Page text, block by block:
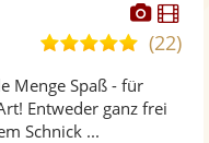
5,0
5
(22)
Menge Spaß - für
Entweder ganz frei
Schnick ...